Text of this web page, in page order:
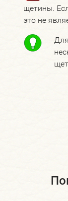
щетины.
это не